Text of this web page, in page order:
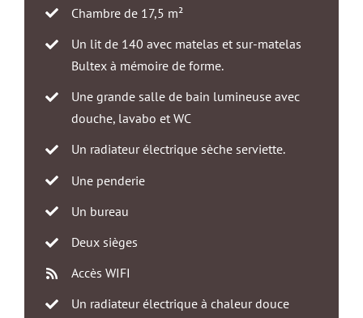
Chambre de 17,5 m²
Un lit de 140 avec matelas et sur-matelas
Bultex à mémoire de forme.
Une grande salle de bain lumineuse avec
douche, lavabo et WC
Un radiateur électrique sèche serviette.
Une penderie
Un bureau
Deux sièges
Accès WIFI
Un radiateur électrique à chaleur douce